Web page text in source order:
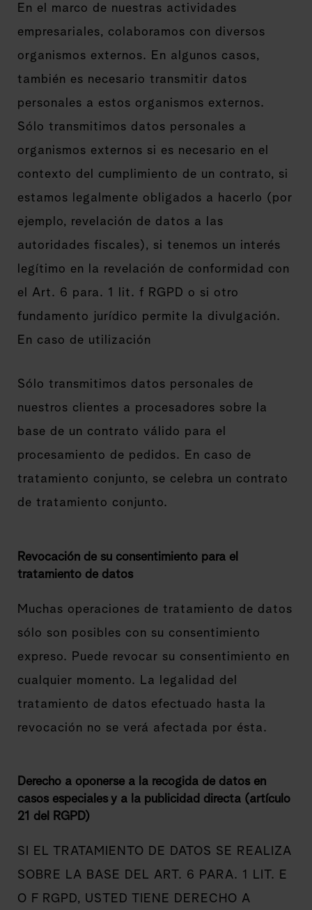
En el marco de nuestras actividades
empresariales, colaboramos con diversos
organismos externos. En algunos casos,
también es necesario transmitir datos
personales a estos organismos externos.
Sólo transmitimos datos personales a
organismos externos si es necesario en el
contexto del cumplimiento de un contrato, si
estamos legalmente obligados a hacerlo (por
ejemplo, revelación de datos a las
autoridades fiscales), si tenemos un interés
legítimo en la revelación de conformidad con
el Art. 6 para. 1 lit. f RGPD o si otro
fundamento jurídico permite la divulgación.
En caso de utilización
Sólo transmitimos datos personales de
nuestros clientes a procesadores sobre la
base de un contrato válido para el
procesamiento de pedidos. En caso de
tratamiento conjunto, se celebra un contrato
de tratamiento conjunto.
Revocación de su consentimiento para el
tratamiento de datos
Muchas operaciones de tratamiento de datos
sólo son posibles con su consentimiento
expreso. Puede revocar su consentimiento en
cualquier momento. La legalidad del
tratamiento de datos efectuado hasta la
revocación no se verá afectada por ésta.
Derecho a oponerse a la recogida de datos en
casos especiales y a la publicidad directa (artículo
21 del RGPD)
SI EL TRATAMIENTO DE DATOS SE REALIZA
SOBRE LA BASE DEL ART. 6 PARA. 1 LIT. E
O F RGPD, USTED TIENE DERECHO A